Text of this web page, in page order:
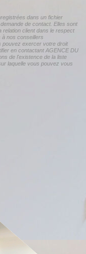
dans un fichier
de contact. Elles sont
relation client dans le respect
à nos conseillers
pouvez exercer votre droit
en contactant AGENCE DU
de l'existence de la liste
laquelle vous pouvez vous